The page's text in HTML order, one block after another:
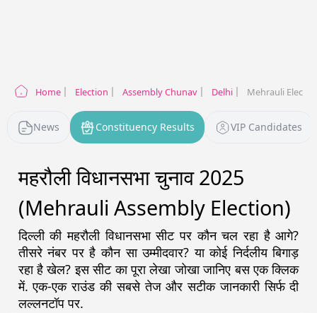
Home Election Assembly Chunav Delhi Mehrauli
News Constituency Results VIP Candidates
महरौली विधानसभा चुनाव 2025
(Mehrauli Assembly Election)
दिल्लीकी महरौलीविधानसभा सीट पर कौन चल रहा है आगे?
तीसरे नंबर पर है कौन सा उम्मीदवार? या कोई निर्दलीय बिगाड़
रहा है खेल? इस सीट का पूरा लेखा जोखा जानिए बस एक क्लिक
में. एक-एक राउंड की सबसे तेज और सटीक जानकारी सिर्फ दी
लल्लनटॉप पर.